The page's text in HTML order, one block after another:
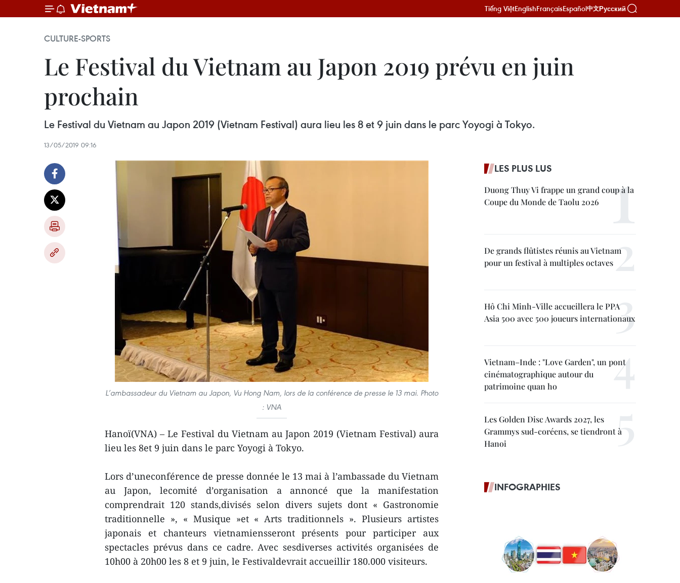
Tiếng ViệtEnglishFrançaisEspañol中文Русский
CULTURE-SPORTS
Le Festival du Vietnam au Japon 2019 prévu en juin
prochain
Le Festival du Vietnam au Japon 2019 (Vietnam Festival) aura lieu les 8 et 9 juin dans le parc Yoyogi à Tokyo.
13/05/2019 09:16
L’ambassadeur du Vietnam au Japon, Vu Hong Nam, lors de la conférence de presse le 13 mai. Photo
: VNA
Hanoï(VNA) – Le Festival du Vietnam au Japon 2019 (Vietnam Festival) aura
lieu les 8et 9 juin dans le parc Yoyogi à Tokyo.
Lors d’uneconférence de presse donnée le 13 mai à l’ambassade du Vietnam
au Japon, lecomité d’organisation a annoncé que la manifestation
comprendrait 120 stands,divisés selon divers sujets dont « Gastronomie
traditionnelle », « Musique »et « Arts traditionnels ». Plusieurs artistes
japonais et chanteurs vietnamiensseront présents pour participer aux
spectacles prévus dans ce cadre. Avec sesdiverses activités organisées de
10h00 à 20h00 les 8 et 9 juin, le Festivaldevrait accueillir 180.000 visiteurs.
LES PLUS LUS
Duong Thuy Vi frappe un grand coup à la
Coupe du Monde de Taolu 2026
De grands flûtistes réunis au Vietnam
pour un festival à multiples octaves
Hô Chi Minh-Ville accueillera le PPA
Asia 500 avec 500 joueurs internationaux
Vietnam–Inde : "Love Garden", un pont
cinématographique autour du
patrimoine quan ho
Les Golden Disc Awards 2027, les
Grammys sud-coréens, se tiendront à
Hanoi
INFOGRAPHIES